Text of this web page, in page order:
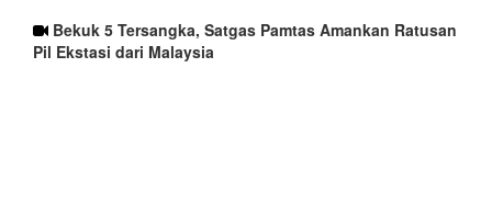
Bekuk 5 Tersangka, Satgas Pamtas Amankan Ratusan
Pil Ekstasi dari Malaysia